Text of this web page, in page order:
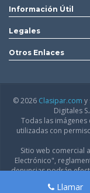
Llamar
Información Útil
Legales
Otros Enlaces
© 2026 Clasipar.com y
Digitales
Todas las
utilizadas con
Sitio web comercial
Electrónico",
denuncias podrán